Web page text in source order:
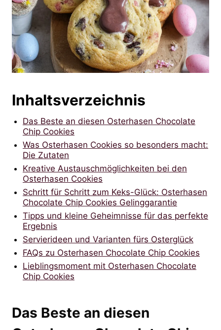
Inhaltsverzeichnis
Das Beste an diesen Osterhasen Chocolate
Chip Cookies
Was Osterhasen Cookies so besonders macht:
Die Zutaten
Kreative Austauschmöglichkeiten bei den
Osterhasen Cookies
Schritt für Schritt zum Keks-Glück: Osterhasen
Chocolate Chip Cookies Gelinggarantie
Tipps und kleine Geheimnisse für das perfekte
Ergebnis
Servierideen und Varianten fürs Osterglück
FAQs zu Osterhasen Chocolate Chip Cookies
Lieblingsmoment mit Osterhasen Chocolate
Chip Cookies
Das Beste an diesen